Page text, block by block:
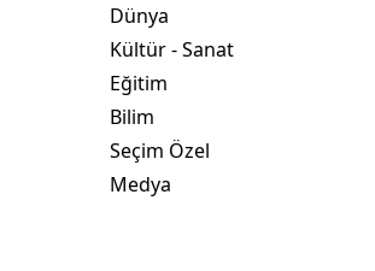
Dünya
Kültür - Sanat
Eğitim
Bilim
Seçim Özel
Medya